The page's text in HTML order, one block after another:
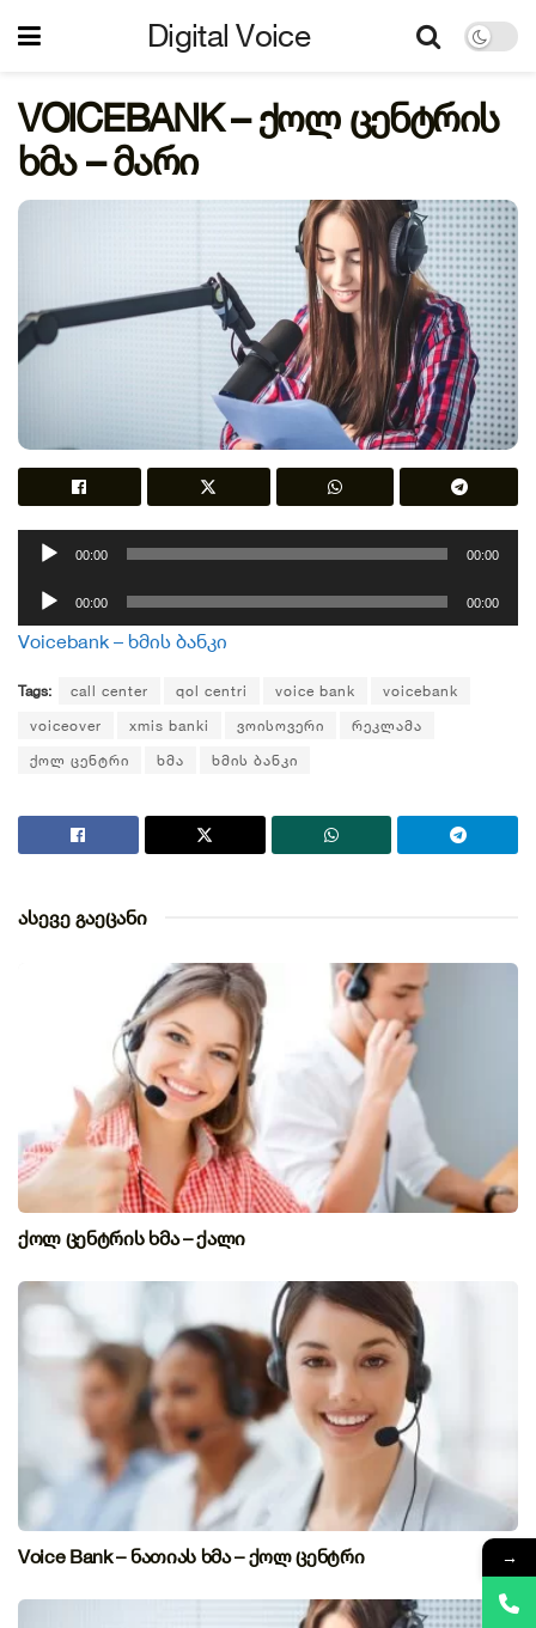
Digital Voice
VOICEBANK – ქოლ ცენტრის
ხმა – მარი
აუდიო00:00 00:00
აუდიო
დამკვრელი
00:00 00:00
Voicebank – ხმის ბანკი
Tags: call center qol centri voice bank
voicebank
voiceover
xmis banki ვოისოვერი
რეკლამა
ქოლ ცენტრი
ხმა ხმის ბანკი
ასევე გაეცანი
ქოლ ცენტრის ხმა – ქალი
Voice Bank – ნათიას ხმა – ქოლ ცენტრი →